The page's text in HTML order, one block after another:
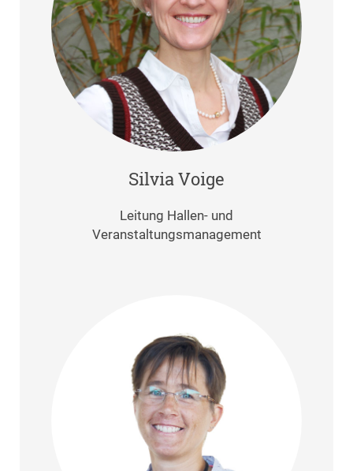
Silvia Voige
Leitung Hallen- und
Veranstaltungsmanagement